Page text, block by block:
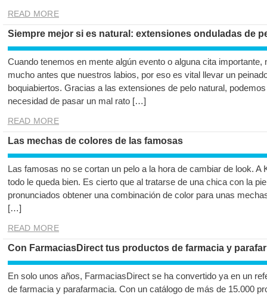
READ MORE
Siempre mejor si es natural: extensiones onduladas de
Cuando tenemos en mente algún evento o alguna cita
mucho antes que nuestros labios, por eso es vital llevar un
boquiabiertos. Gracias a las extensiones de pelo natural,
necesidad de pasar un mal rato […]
READ MORE
Las mechas de colores de las famosas
Las famosas no se cortan un pelo a la hora de cambiar de look. A
todo le queda bien. Es cierto que al tratarse de una chica con la
pronunciados obtener una combinación de color para unas
[…]
READ MORE
Con FarmaciasDirect tus productos de farmacia y
En solo unos años, FarmaciasDirect se ha convertido ya en un
de farmacia y parafarmacia. Con un catálogo de más de 15.000